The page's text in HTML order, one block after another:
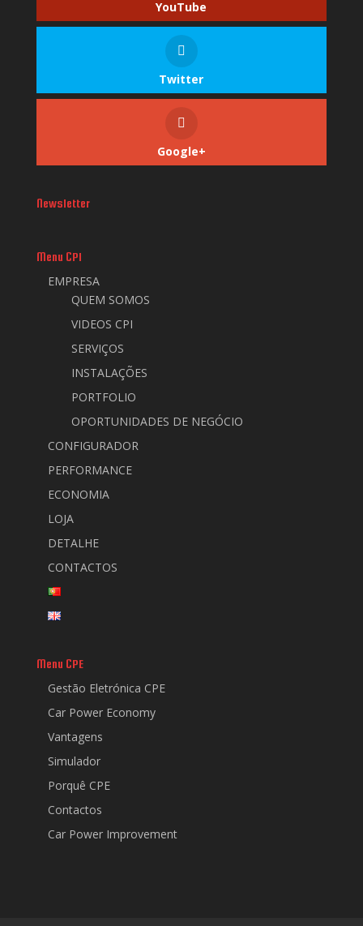
YouTube
Twitter
Google+
Newsletter
Menu CPI
EMPRESA
QUEM SOMOS
VIDEOS CPI
SERVIÇOS
INSTALAÇÕES
PORTFOLIO
OPORTUNIDADES DE NEGÓCIO
CONFIGURADOR
PERFORMANCE
ECONOMIA
LOJA
DETALHE
CONTACTOS
Menu CPE
Gestão Eletrónica CPE
Car Power Economy
Vantagens
Simulador
Porquê CPE
Contactos
Car Power Improvement